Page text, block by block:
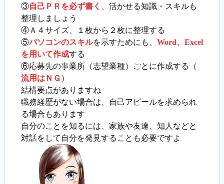
③自己ＰＲを必ず書く
、活かせる知識・スキルも
整理しましょう
④Ａ４サイズ、１枚から２枚に整理する
⑤パソコンのスキルを示すためにも、 Word、Excel
を用いて作成する
⑥応募先の事業所（志望業種）ごとに作成する（
流用はＮＧ ）
結構要点がありますね
職務経歴がない場合は、自己アピールを求められ
る場合もあります
自分のことを知るには、家族や友達、知人などと
対話をして自分を発見することも必要ですよ